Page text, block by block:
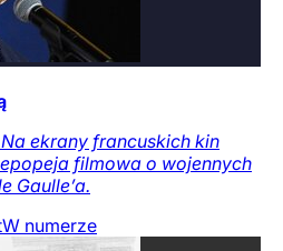
Na ekrany francuskich kin
filmowa o wojennych
Gaulle’a.
W numerze